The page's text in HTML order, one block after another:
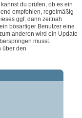
du prüfen, ob es ein
empfohlen, regelmäßig
ggf. dann zeitnah
bösartiger Benutzer eine
anderen wird ein Update
musst.
über den